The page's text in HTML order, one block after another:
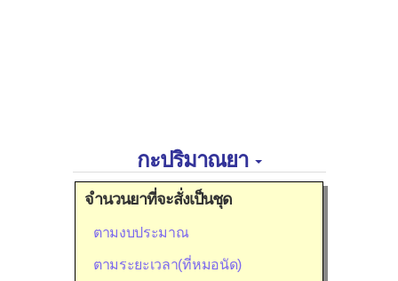
กะปริมาณยา
จำนวนยาที่จะสั่งเป็นชุด
ตามงบประมาณ
ตามระยะเวลา(ที่หมอนัด)